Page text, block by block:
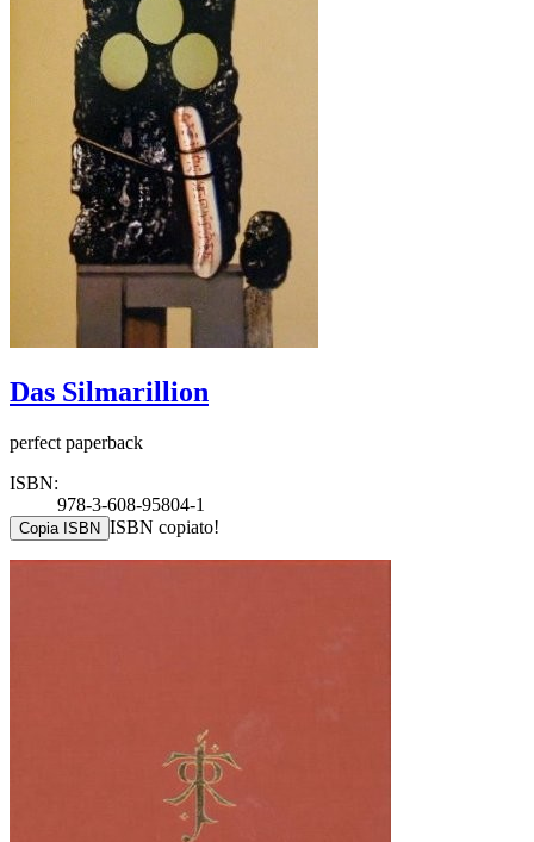
Das Silmarillion
perfect paperback
ISBN:
978-3-608-95804-1
Copia ISBN ISBN copiato!